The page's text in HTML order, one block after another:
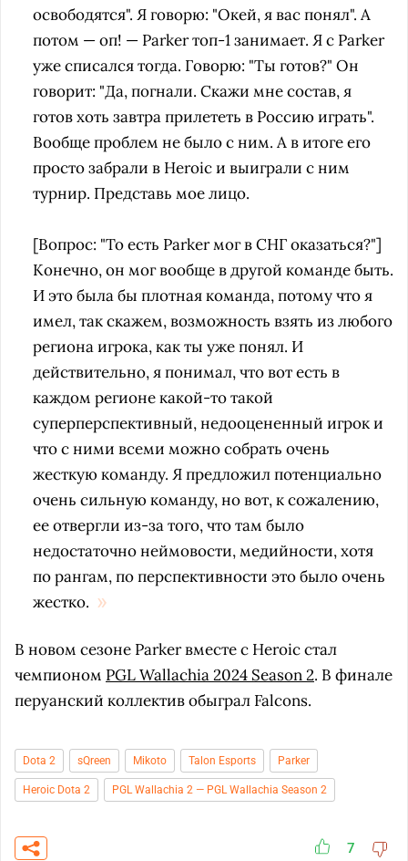
освободятся". Я говорю: "Окей, я вас понял". А
потом — оп! — Parker топ-1 занимает. Я с Parker
уже списался тогда. Говорю: "Ты готов?" Он
говорит: "Да, погнали. Скажи мне состав, я
готов хоть завтра прилететь в Россию играть".
Вообще проблем не было с ним. А в итоге его
просто забрали в Heroic и выиграли с ним
турнир. Представь мое лицо.
[Вопрос: "То есть Parker мог в СНГ оказаться?"]
Конечно, он мог вообще в другой команде быть.
И это была бы плотная команда, потому что я
имел, так скажем, возможность взять из любого
региона игрока, как ты уже понял. И
действительно, я понимал, что вот есть в
каждом регионе какой-то такой
суперперспективный, недооцененный игрок и
что с ними всеми можно собрать очень
жесткую команду. Я предложил потенциально
очень сильную команду, но вот, к сожалению,
ее отвергли из-за того, что там было
недостаточно неймовости, медийности, хотя
по рангам, по перспективности это было очень
жестко.
В новом сезоне Parker вместе с Heroic стал
чемпионом PGL Wallachia 2024 Season 2. В финале
перуанский коллектив обыграл Falcons.
Dota 2 sQreen Mikoto Talon Esports Parker
Heroic Dota 2 PGL Wallachia 2 — PGL Wallachia Season 2
7